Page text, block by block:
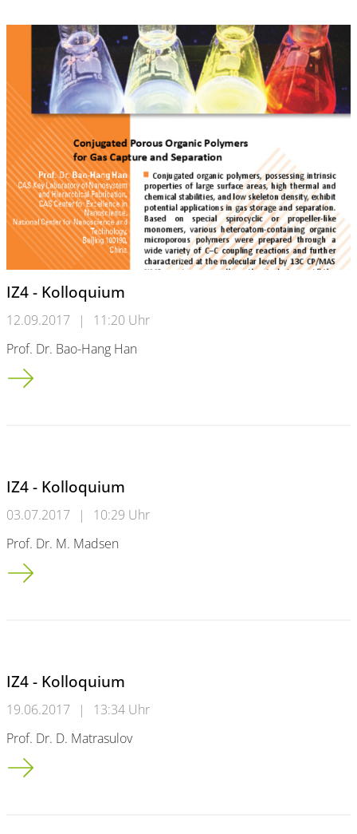
IZ4 - Kolloquium
12.09.2017 |
11:20 Uhr
Prof. Dr. Bao-Hang Han
IZ4 - Kolloquium
IZ4 - Kolloquium
03.07.2017 |
10:29 Uhr
Prof. Dr. M. Madsen
IZ4 - Kolloquium
IZ4 - Kolloquium
19.06.2017 |
13:34 Uhr
Prof. Dr. D. Matrasulov
IZ4 - Kolloquium